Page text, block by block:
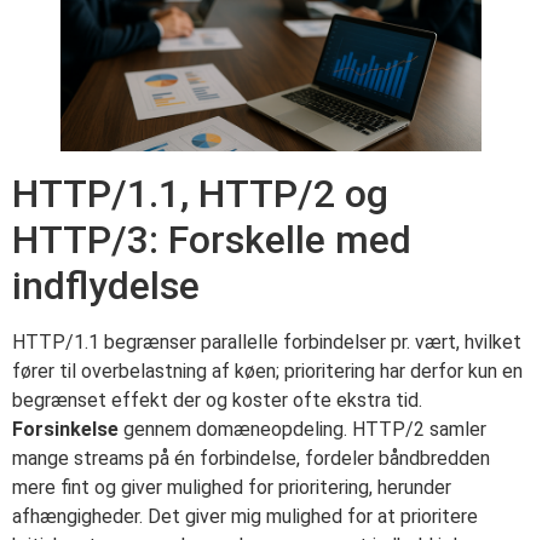
HTTP/1.1, HTTP/2 og
HTTP/3: Forskelle med
indflydelse
HTTP/1.1 begrænser parallelle forbindelser pr. vært, hvilket
fører til overbelastning af køen; prioritering har derfor kun en
begrænset effekt der og koster ofte ekstra tid.
Forsinkelse gennem domæneopdeling. HTTP/2 samler
mange streams på én forbindelse, fordeler båndbredden
mere fint og giver mulighed for prioritering, herunder
afhængigheder. Det giver mig mulighed for at prioritere